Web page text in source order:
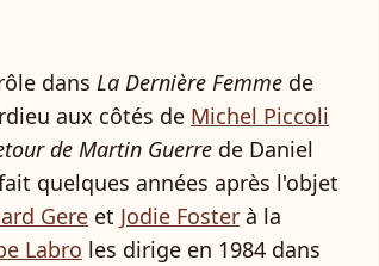
dans La Dernière Femme de
aux côtés de Michel Piccoli
de Martin Guerre de Daniel
quelques années après l'objet
Gere et Jodie Foster à la
Labro les dirige en 1984 dans